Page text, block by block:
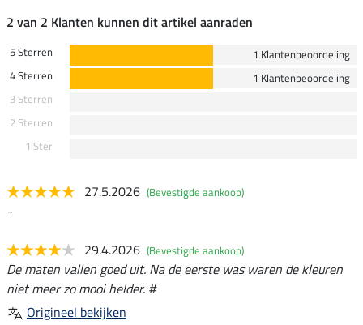
2 van 2 Klanten kunnen dit artikel aanraden
5 Sterren
1 Klantenbeoordeling
4 Sterren
1 Klantenbeoordeling
3 Sterren
2 Sterren
1 Ster
27.5.2026 (Bevestigde aankoop)
-
29.4.2026 (Bevestigde aankoop)
De maten vallen goed uit. Na de eerste was waren de kleuren
niet meer zo mooi helder. #
Origineel bekijken